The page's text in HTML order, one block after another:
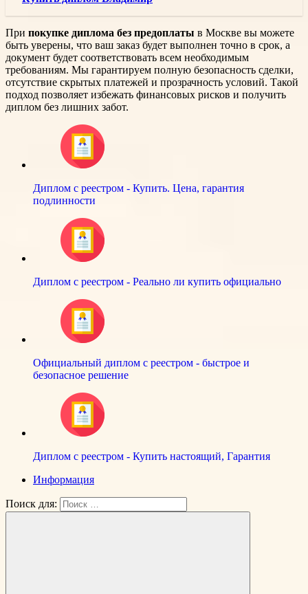
При покупке диплома без предоплаты в Москве вы можете
быть уверены, что ваш заказ будет выполнен точно в срок, а
документ будет соответствовать всем необходимым
требованиям. Мы гарантируем полную безопасность сделки,
отсутствие скрытых платежей и прозрачность условий. Такой
подход позволяет избежать финансовых рисков и получить
диплом без лишних забот.
Диплом с реестром - Купить. Цена, гарантия
подлинности
Диплом с реестром - Реально ли купить официально
Официальный диплом с реестром - быстрое и
безопасное решение
Диплом с реестром - Купить настоящий, Гарантия
Информация
Поиск для: